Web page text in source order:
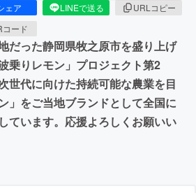
ェア LINEで送る
URLコピー
コード
だった静岡県牧之原市を盛り上げ
乗りレモン」プロジェクト第2
世代に向けた持続可能な農業を目
」をご当地ブランドとして全国に
ています。応援よろしくお願いい